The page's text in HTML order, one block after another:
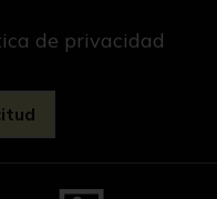
de privacidad